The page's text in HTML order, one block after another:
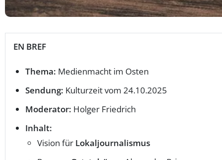
EN BREF
Thema: Medienmacht im Osten
Sendung: Kulturzeit vom 24.10.2025
Moderator: Holger Friedrich
Inhalt:
Vision für Lokaljournalismus